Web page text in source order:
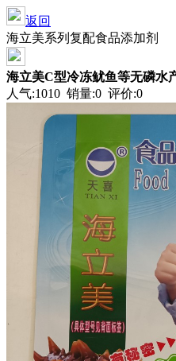
返回
海立美系列复配食品添加剂
海立美C型冷冻鱿鱼等无磷水
人气:1010 销量:0 评价:0